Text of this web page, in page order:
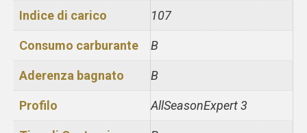
Indice di carico 107
Consumo carburante B
Aderenza bagnato B
Profilo AllSeasonExpert 3